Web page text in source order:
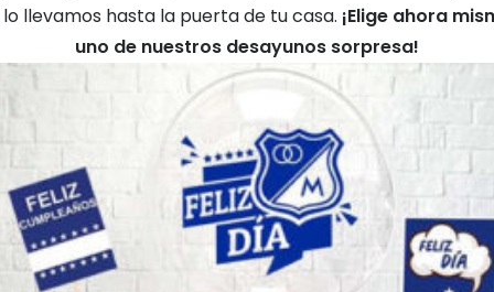
llevamos hasta la puerta de tu casa. ¡Elige ahora
uno de nuestros desayunos sorpresa!